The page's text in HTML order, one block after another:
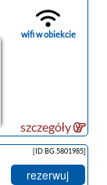
wifi w obiekcie
szczegóły
[ID BG.5801985]
rezerwuj